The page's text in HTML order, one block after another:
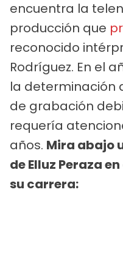
encuentra la
producción que
reconocido
Rodríguez. En el
la determinación
de grabación
requería
años. Mira abajo
de Elluz Peraza
su carrera: